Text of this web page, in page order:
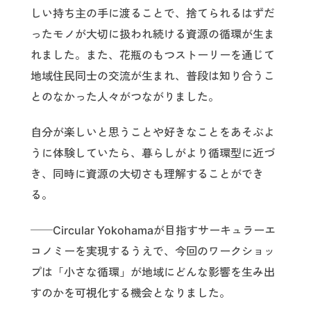
しい持ち主の手に渡ることで、捨てられるはずだ
ったモノが大切に扱われ続ける資源の循環が生ま
れました。また、花瓶のもつストーリーを通じて
地域住民同士の交流が生まれ、普段は知り合うこ
とのなかった人々がつながりました。
自分が楽しいと思うことや好きなことをあそぶよ
うに体験していたら、暮らしがより循環型に近づ
き、同時に資源の大切さも理解することができ
る。
──Circular Yokohamaが目指すサーキュラーエ
コノミーを実現するうえで、今回のワークショッ
プは「小さな循環」が地域にどんな影響を生み出
すのかを可視化する機会となりました。